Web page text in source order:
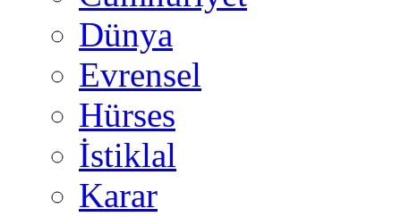
Dünya
Evrensel
Hürses
İstiklal
Karar